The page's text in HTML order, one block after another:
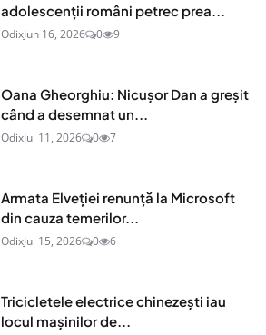
adolescenţii români petrec prea...
OdixJun 16, 2026 0 9
Oana Gheorghiu: Nicușor Dan a greșit
când a desemnat un...
OdixJul 11, 2026 0 7
Armata Elveției renunță la Microsoft
din cauza temerilor...
OdixJul 15, 2026 0 6
Tricicletele electrice chinezești iau
locul mașinilor de...